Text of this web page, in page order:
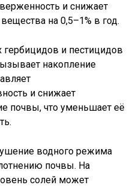
и снижает
на 0,5–1% в год.
и пестицидов
накопление
и снижает
почвы, что уменьшает её
водного режима
почвы. На
солей может